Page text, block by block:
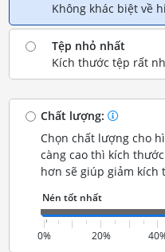
Không khác biệt về
Tệp nhỏ nhất
Kích thước tệp rất
Chất lượng:
Chọn chất lượng cho
càng cao thì kích
hơn sẽ giúp giảm kích
0% 20%